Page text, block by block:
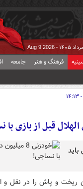
Aug 9 2026
فرهنگ و هنر جامعه
ریخت و پاش را در نقل و